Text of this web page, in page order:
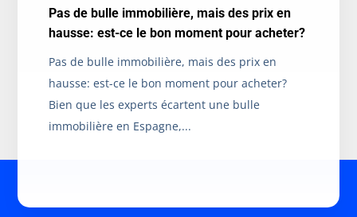
Pas de bulle immobilière, mais des prix en
hausse: est-ce le bon moment pour acheter?
Pas de bulle immobilière, mais des prix en
hausse: est-ce le bon moment pour acheter?
Bien que les experts écartent une bulle
immobilière en Espagne,...